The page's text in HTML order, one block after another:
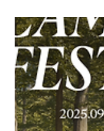
약 방법, 취소·환불 규정,
수 있습니다. 오늘은 처음
예약할 수 있도록 예매 방
겠습니다. 목차1. 오션월
서울 출발지 선택 가이드